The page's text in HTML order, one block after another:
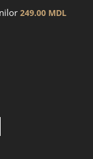
249.00 MDL